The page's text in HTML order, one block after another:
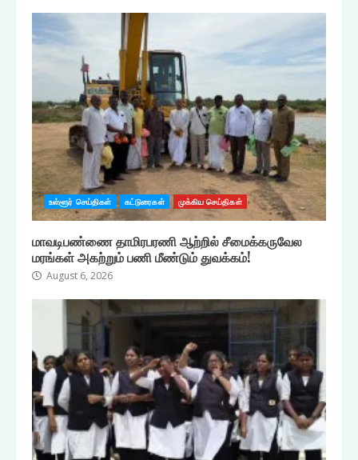
உள்ளூர் செய்திகள் கட்டுரைகள் முக்கிய செய்திகள்
மாவடிபண்ணை தாமிரபரணி ஆற்றில் சீமைக்கருவேல
மரங்கள் அகற்றும் பணி மீண்டும் துவக்கம்!
August 6, 2026